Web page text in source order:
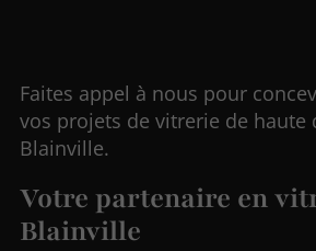
Faites appel à nous pour
vos projets de vitrerie de haute
Blainville.
Votre partenaire en
Blainville